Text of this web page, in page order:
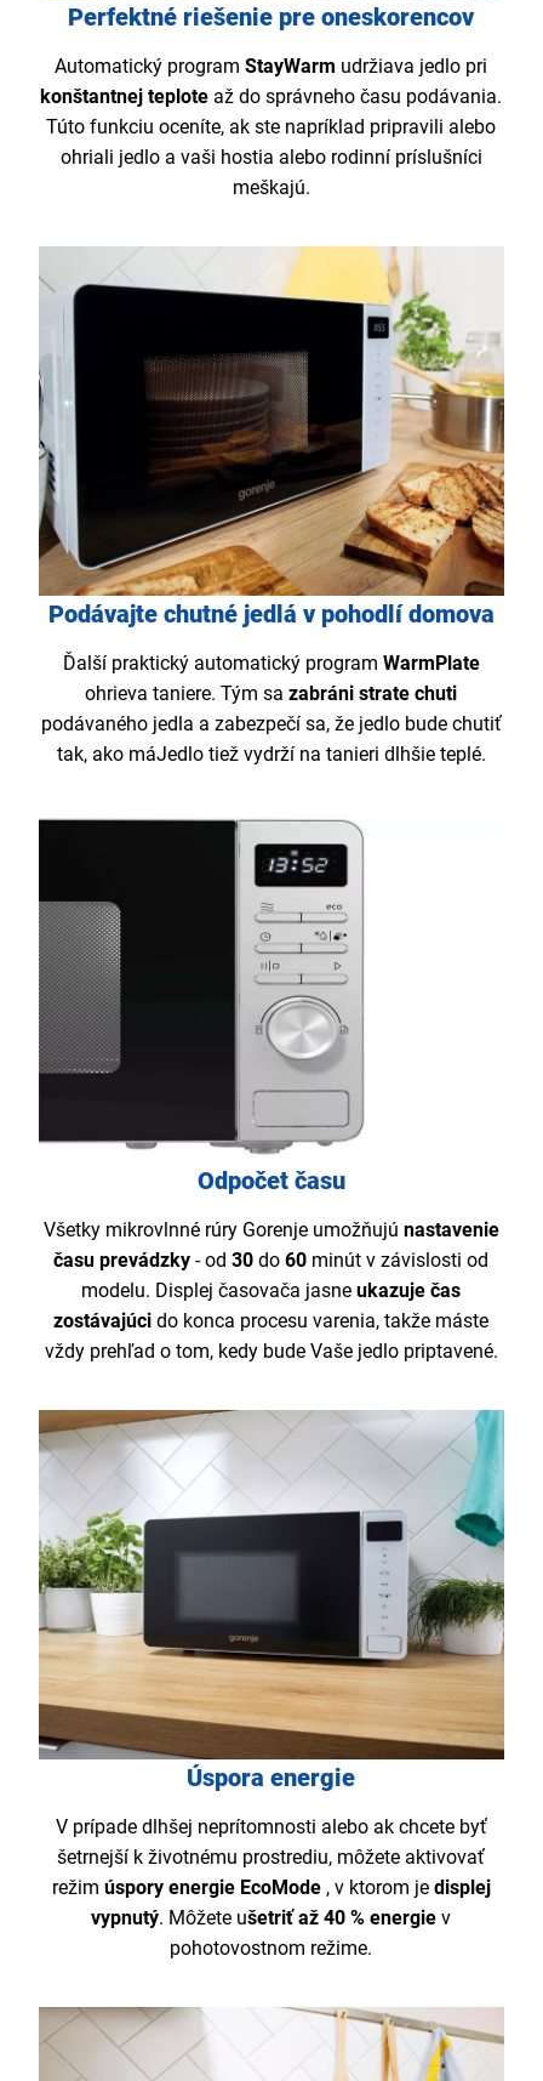
Perfektné riešenie pre oneskorencov
Automatický programStayWarm udržiava jedlo pri
konštantnej teplote až do správneho času podávania.
Túto funkciu oceníte, ak ste napríklad pripravili alebo
ohriali jedlo a vaši hostia alebo rodinní príslušníci
meškajú.
Podávajte chutné jedlá v pohodlí domova
Ďalší praktický automatický program WarmPlate
ohrieva taniere. Tým sazabráni strate chuti
podávaného jedla a zabezpečí sa, že jedlo bude chutiť
tak, ako máJedlo tiež vydrží na tanieri dlhšie teplé.
Odpočet času
Všetky mikrovlnné rúry Gorenje umožňujú nastavenie
času prevádzky - od30 do60 minút v závislosti od
modelu. Displej časovača jasneukazuje čas
zostávajúcido konca procesu varenia, takže máste
vždy prehľad o tom, kedy bude Vaše jedlo priptavené.
Úspora energie
V prípade dlhšej neprítomnosti alebo ak chcete byť
šetrnejší k životnému prostrediu, môžete aktivovať
režim úspory energie EcoMode, v ktorom je displej
vypnutý. Môžete ušetriť až 40 % energie v
pohotovostnom režime.